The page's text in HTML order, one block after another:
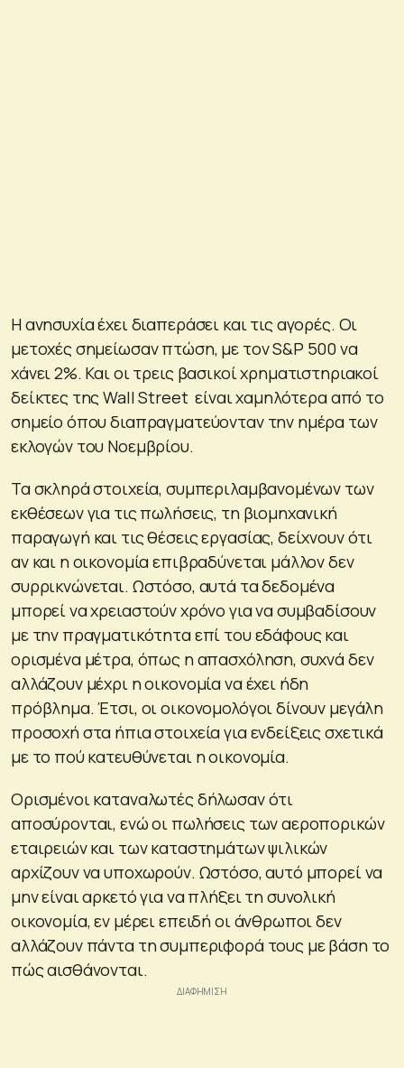
Η ανησυχία έχει διαπεράσει και τις αγορές. Οι
μετοχές σημείωσαν πτώση, με τον S&P 500 να
χάνει 2%. Και οι τρεις βασικοί χρηματιστηριακοί
δείκτες της Wall Street είναι χαμηλότερα από το
σημείο όπου διαπραγματεύονταν την ημέρα των
εκλογών του Νοεμβρίου.
Τα σκληρά στοιχεία, συμπεριλαμβανομένων των
εκθέσεων για τις πωλήσεις, τη βιομηχανική
παραγωγή και τις θέσεις εργασίας, δείχνουν ότι
αν και η οικονομία επιβραδύνεται μάλλον δεν
συρρικνώνεται. Ωστόσο, αυτά τα δεδομένα
μπορεί να χρειαστούν χρόνο για να συμβαδίσουν
με την πραγματικότητα επί του εδάφους και
ορισμένα μέτρα, όπως η απασχόληση, συχνά δεν
αλλάζουν μέχρι η οικονομία να έχει ήδη
πρόβλημα. Έτσι, οι οικονομολόγοι δίνουν μεγάλη
προσοχή στα ήπια στοιχεία για ενδείξεις σχετικά
με το πού κατευθύνεται η οικονομία.
Ορισμένοι καταναλωτές δήλωσαν ότι
αποσύρονται, ενώ οι πωλήσεις των αεροπορικών
εταιρειών και των καταστημάτων ψιλικών
αρχίζουν να υποχωρούν. Ωστόσο, αυτό μπορεί να
μην είναι αρκετό για να πλήξει τη συνολική
οικονομία, εν μέρει επειδή οι άνθρωποι δεν
αλλάζουν πάντα τη συμπεριφορά τους με βάση το
πώς αισθάνονται.